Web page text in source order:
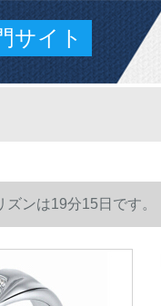
サイト
ンは19分15日です。